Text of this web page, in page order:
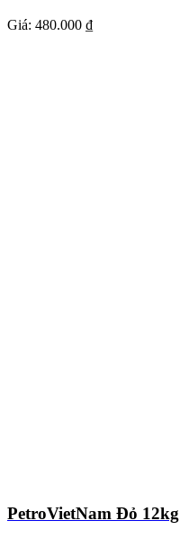
Giá: 480.000 ₫
PetroVietNam Đỏ 12kg